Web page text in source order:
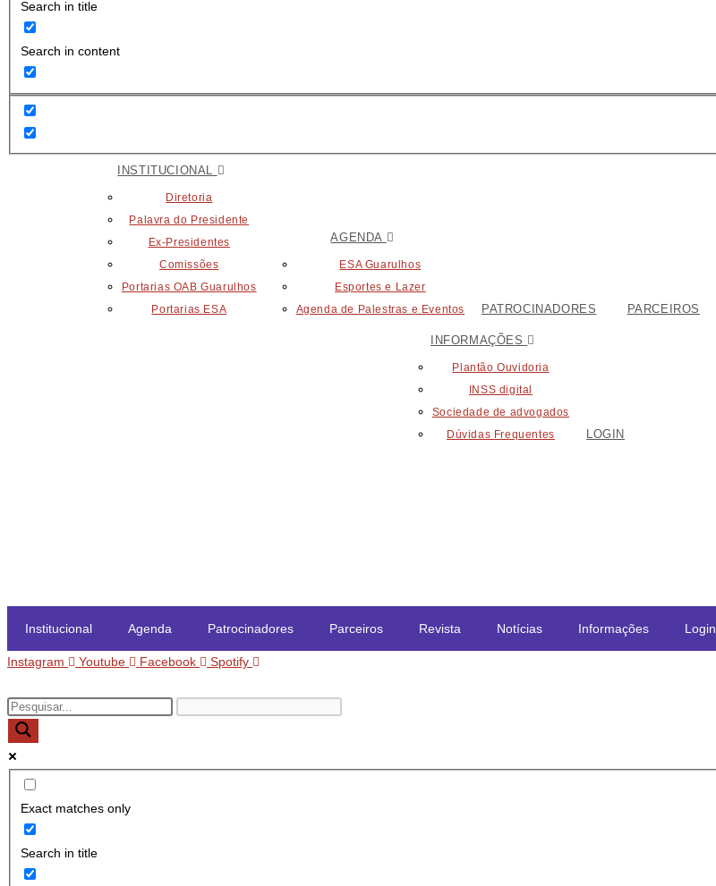
Search in title
Search in content
INSTITUCIONAL
Diretoria
Palavra do Presidente
Ex-Presidentes
Comissões
Portarias OAB Guarulhos
Portarias ESA
AGENDA
ESA Guarulhos
Esportes e Lazer
Agenda de Palestras e Eventos
PATROCINADORES PARCEIROS
INFORMAÇÕES
Plantão Ouvidoria
INSS digital
Sociedade de advogados
Dúvidas Frequentes
LOGIN
Institucional Agenda Patrocinadores Parceiros Revista Notícias Informações Login
Instagram Youtube Facebook Spotify
Exact matches only
Search in title